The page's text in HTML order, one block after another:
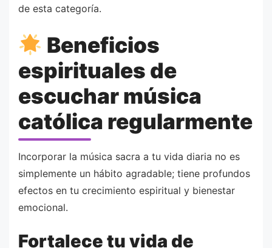
de esta categoría.
Beneficios
espirituales de
escuchar música
católica regularmente
Incorporar la música sacra a tu vida diaria no es
simplemente un hábito agradable; tiene profundos
efectos en tu crecimiento espiritual y bienestar
emocional.
Fortalece tu vida de